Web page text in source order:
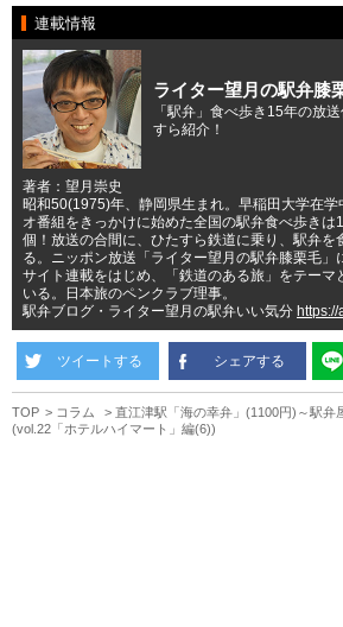
連載情報
ライター望月の駅弁膝
「駅弁」食べ歩き15年の放
すら紹介！
著者：望月崇史
昭和50(1975)年、静岡県生まれ。早稲田大学在
オ番組をきっかけに始めた全国の駅弁食べ歩き
個！放送の合間に、ひたすら鉄道に乗り、駅弁を
る。ニッポン放送「ライター望月の駅弁膝栗毛」
サイト連載をはじめ、「鉄道のある旅」をテーマ
いる。日本旅のペンクラブ理事。
駅弁ブログ・ライター望月の駅弁いい気分
ツイートする シェアする
TOP コラム
直江津駅「海の幸弁」(1100円)～駅弁
(vol.22「ホテルハイマート」編(6))